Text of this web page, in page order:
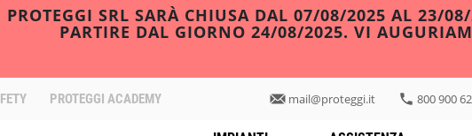
SRL SARÀ CHIUSA DAL 07/08/2025 AL 23/
PARTIRE DAL GIORNO 24/08/2025. VI
PROTEGGI ACADEMY mail@proteggi.it 800 900